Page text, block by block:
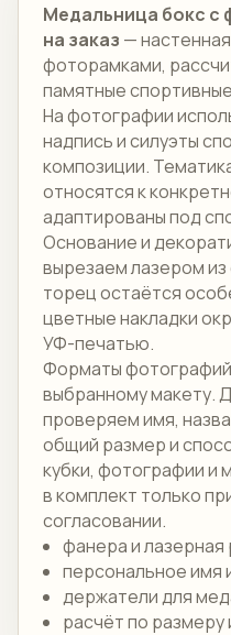
Медальница бокс с
на заказ —
фоторамками,
памятные
На фотографии
надпись и силуэты
композиции.
относятся к
адаптированы под
Основание и
вырезаем лазером
торец остаётся
цветные накладки
УФ-печатью.
Форматы
выбранному макету.
проверяем имя,
общий размер и
кубки, фотографии и
в комплект только
согласовании.
фанера и лазерная
персональное имя
держатели для
расчёт по размеру